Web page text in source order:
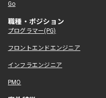
Go
職種・ポジション
プログラマー(PG)
フロントエンドエンジニア
インフラエンジニア
PMO